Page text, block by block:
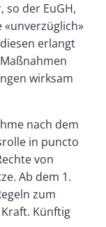
der EuGH,
«unverzüglich»
erlangt
wirksam
nach dem
in puncto
von
Ab dem 1.
zum
Künftig